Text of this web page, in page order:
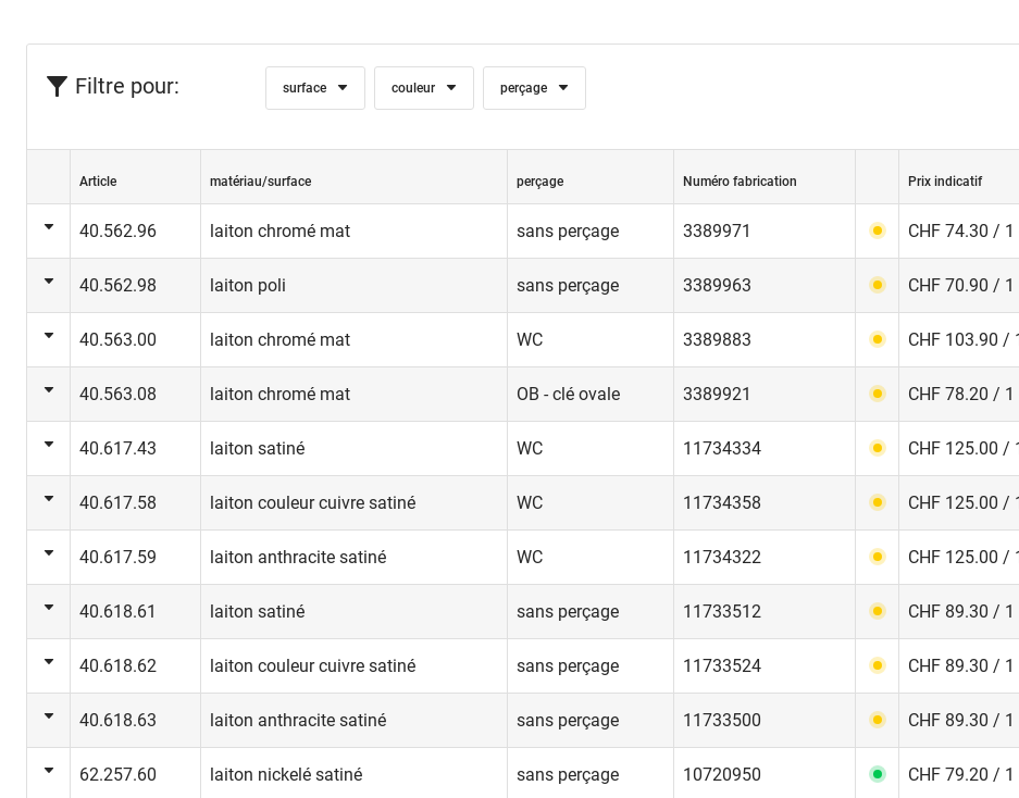
Filtre pour: surface couleur perçage
Article matériau/surface perçage Numéro fabrication Prix indicatif
40.562.96 laiton chromé mat sans perçage 3389971 CHF 74.30 /
40.562.98 laiton poli sans perçage 3389963 CHF 70.90 /
40.563.00 laiton chromé mat WC 3389883 CHF 103.90 /
40.563.08 laiton chromé mat OB - clé ovale 3389921 CHF 78.20 /
40.617.43 laiton satiné WC 11734334 CHF 125.00 /
40.617.58 laiton couleur cuivre satiné WC 11734358 CHF 125.00 /
40.617.59 laiton anthracite satiné WC 11734322 CHF 125.00 /
40.618.61 laiton satiné sans perçage 11733512 CHF 89.30 /
40.618.62 laiton couleur cuivre satiné sans perçage 11733524 CHF 89.30 /
40.618.63 laiton anthracite satiné sans perçage 11733500 CHF 89.30 /
62.257.60 laiton nickelé satiné sans perçage 10720950 CHF 79.20 /